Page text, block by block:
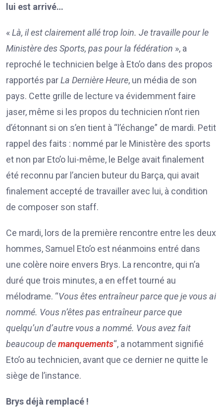
lui est arrivé…
«Là, il est clairement allé trop loin. Je travaille pour le
Ministère des Sports, pas pour la fédération », a
reproché le technicien belge à Eto’o dans des propos
rapportés parLa Dernière Heure, un média de son
pays. Cette grille de lecture va évidemment faire
jaser, même si les propos du technicien n’ont rien
d’étonnant si on s’en tient à “l’échange” de mardi. Petit
rappel des faits : nommé par le Ministère des sports
et non par Eto’o lui-même, le Belge avait finalement
été reconnu par l’ancien buteur du Barça, qui avait
finalement accepté de travailler avec lui, à condition
de composer son staff.
Ce mardi, lors de la première rencontre entre les deux
hommes, Samuel Eto’o est néanmoins entré dans
une colère noire envers Brys. La rencontre, qui n’a
duré que trois minutes, a en effet tourné au
mélodrame. “Vous êtes entraîneur parce que je vous ai
nommé. Vous n’êtes pas entraîneur parce que
quelqu’un d’autre vous a nommé. Vous avez fait
beaucoup demanquements“, a notamment signifié
Eto’o au technicien, avant que ce dernier ne quitte le
siège de l’instance.
Brys déjà remplacé !